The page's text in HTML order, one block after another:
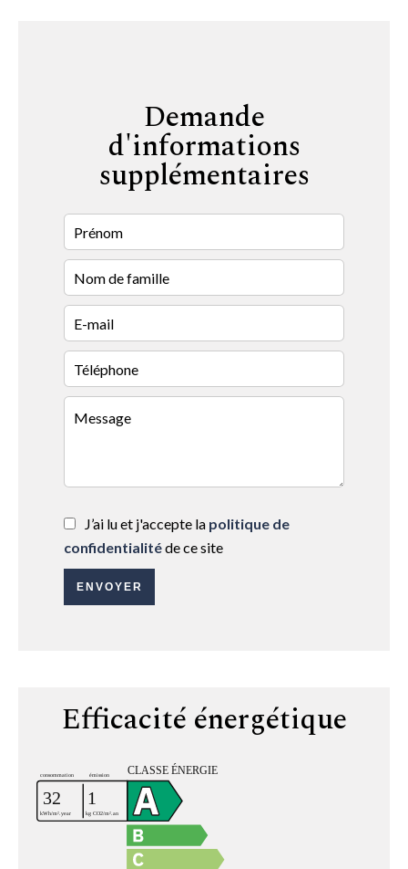
Demande
d'informations
supplémentaires
J’ai lu et j'accepte la politique de
confidentialitéde ce site
ENVOYER
Efficacité énergétique